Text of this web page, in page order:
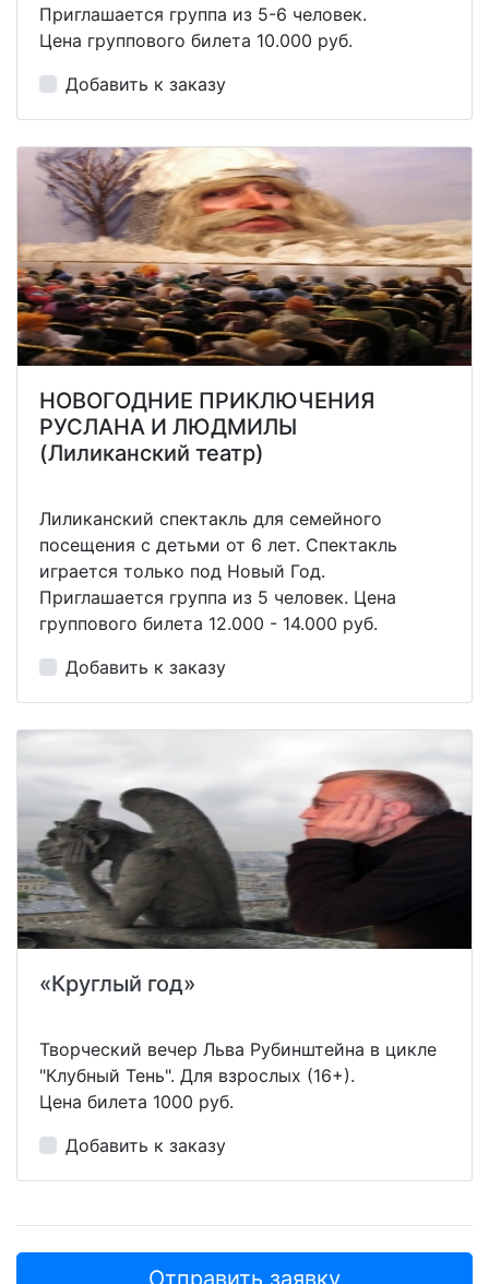
Приглашается группа из 5-6 человек.
Цена группового билета 10.000 руб.
Добавить к заказу
НОВОГОДНИЕ ПРИКЛЮЧЕНИЯ
РУСЛАНА И ЛЮДМИЛЫ
(Лиликанский театр)
Лиликанский спектакль для семейного
посещения с детьми от 6 лет. Спектакль
играется только под Новый Год.
Приглашается группа из 5 человек. Цена
группового билета 12.000 - 14.000 руб.
Добавить к заказу
«Круглый год»
Творческий вечер Льва Рубинштейна в цикле
"Клубный Тень". Для взрослых (16+).
Цена билета 1000 руб.
Добавить к заказу
Отправить заявку